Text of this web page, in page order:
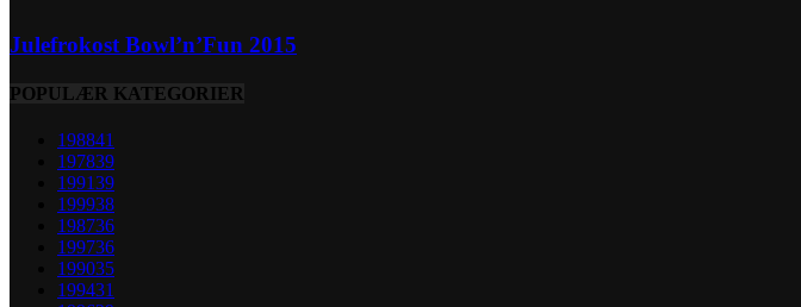
Julefrokost Bowl’n’Fun 2015
POPULÆR KATEGORIER
198841
197839
199139
199938
198736
199736
199035
199431